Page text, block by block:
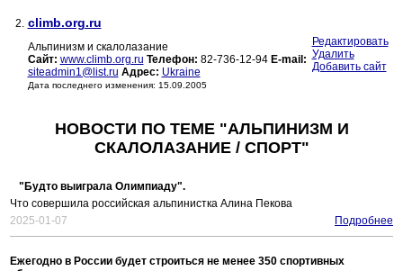
2. climb.org.ru
Альпинизм и скалолазание
Сайт: www.climb.org.ru Телефон: 82-736-12-94 E-mail:
siteadmin1@list.ru Адрес: Ukraine
Дата последнего изменения: 15.09.2005
Редактировать
Удалить
Добавить сайт
НОВОСТИ ПО ТЕМЕ "АЛЬПИНИЗМ И
СКАЛОЛАЗАНИЕ / СПОРТ"
"Будто выиграла Олимпиаду".
Что совершила российская альпинистка Алина Пекова
2025-01-07
Подробнее
Ежегодно в России будет строиться не менее 350 спортивных